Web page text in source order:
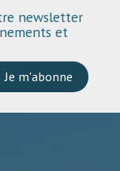
newsletter
et
Je m'abonne